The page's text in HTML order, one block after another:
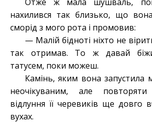
Отже ж мала шушваль,
нахилився так близько, що
сморід з мого рота і промовив:
— Малій бідноті ніхто не
так отримав. То ж давай
татусем, поки можеш.
Камінь, яким вона запустила
неочікуваним, але
відлуння її черевиків ще довго
вухах.